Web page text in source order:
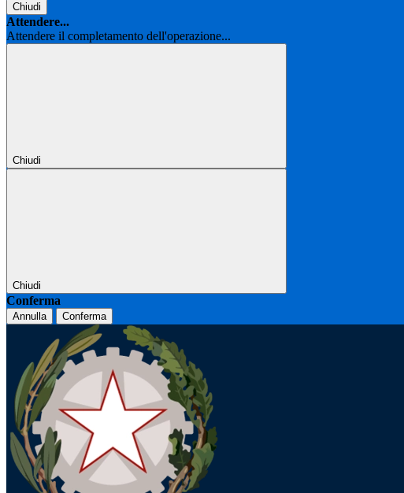
Chiudi
Attendere...
Attendere il completamento dell'operazione...
Chiudi
Chiudi
Conferma
Annulla Conferma